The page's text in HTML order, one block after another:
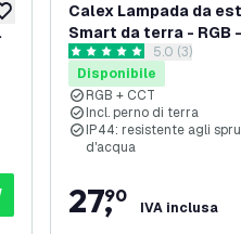
alla lista desideri
recensioni
Calex Lampada da
Smart da terra - RGB
- Lampadine Smart
apri il
5 stelle di valutazione
5.0 (3)
Disponibile
RGB + CCT
Incl. perno di terra
IP44: resistente agli
d'acqua
27,
90
IVA inclusa